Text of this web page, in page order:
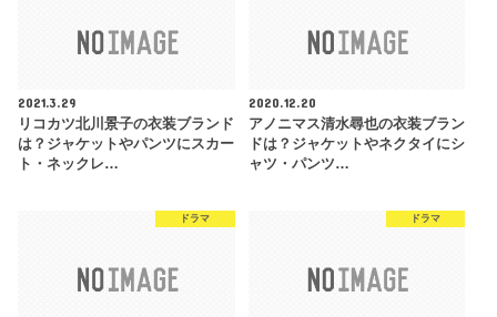
2021.3.29
リコカツ北川景子の衣装ブランド
は？ジャケットやパンツにスカー
ト・ネックレ…
2020.12.20
アノニマス清水尋也の衣装ブラン
ドは？ジャケットやネクタイにシ
ャツ・パンツ…
ドラマ ドラマ